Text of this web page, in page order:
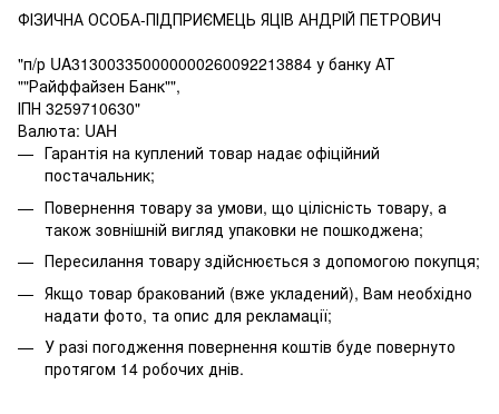
ФІЗИЧНА ОСОБА-ПІДПРИЄМЕЦЬ ЯЦІВ АНДРІЙ ПЕТРОВИЧ
"п/р UA313003350000000260092213884 у банку АТ
""Райффайзен Банк"",
ІПН 3259710630"
Валюта: UAH
Гарантія на куплений товар надає офіційний
постачальник;
Повернення товару за умови, що цілісність товару, а
також зовнішній вигляд упаковки не пошкоджена;
Пересилання товару здійснюється з допомогою покупця;
Якщо товар бракований (вже укладений), Вам необхідно
надати фото, та опис для рекламації;
У разі погодження повернення коштів буде повернуто
протягом 14 робочих днів.